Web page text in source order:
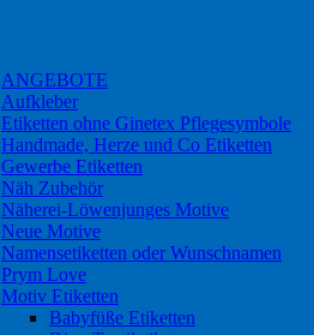
ANGEBOTE
Aufkleber
Etiketten ohne Ginetex Pflegesymbole
Handmade, Herze und Co Etiketten
Gewerbe Etiketten
Näh Zubehör
Näherei-Löwenjunges Motive
Neue Motive
Namensetiketten oder Wunschnamen
Prym Love
Motiv Etiketten
Babyfüße Etiketten